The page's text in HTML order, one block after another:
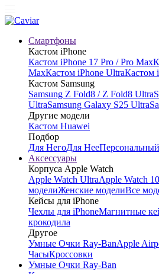
Смартфоны
Кастом iPhone
Кастом iPhone 17 Pro / Pro Max
MaxКастом iPhone UltraКастом
Кастом Samsung
Samsung Z Fold8 / Z Fold8 Ultra
UltraSamsung Galaxy S25 Ultra
Другие модели
Кастом Huawei
Подбор
Для НегоДля Нее
Аксессуары
Корпуса Apple Watch
Apple Watch UltraApple Watch
моделиЖенские моделиВсе
Кейсы для iPhone
Чехлы для iPhoneМагнитные
крокодила
Другое
Умные Очки Ray-BanApple
ЧасыКроссовки
Умные Очки Ray-Ban